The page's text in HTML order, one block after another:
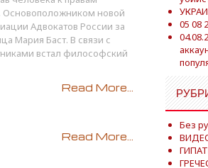
Основоположником новой
Адвокатов России за
Мария Баст. В связи с
встал философский
Read More...
Read More...
05 08
Без